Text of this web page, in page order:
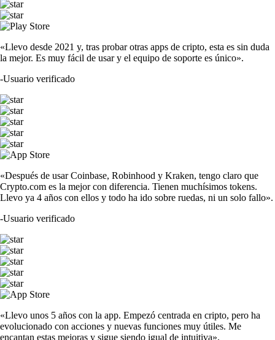
«Llevo desde 2021 y, tras probar otras apps de cripto, esta es sin duda
la mejor. Es muy fácil de usar y el equipo de soporte es único».
-Usuario verificado
«Después de usar Coinbase, Robinhood y Kraken, tengo claro que
Crypto.com es la mejor con diferencia. Tienen muchísimos tokens.
Llevo ya 4 años con ellos y todo ha ido sobre ruedas, ni un solo fallo».
-Usuario verificado
«Llevo unos 5 años con la app. Empezó centrada en cripto, pero ha
evolucionado con acciones y nuevas funciones muy útiles. Me
encantan estas mejoras y sigue siendo igual de intuitiva».